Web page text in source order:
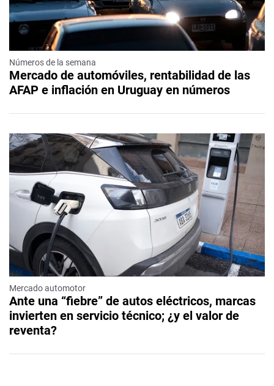
Números de la semana
Mercado de automóviles, rentabilidad de las
AFAP e inflación en Uruguay en números
Mercado automotor
Ante una “fiebre” de autos eléctricos, marcas
invierten en servicio técnico; ¿y el valor de
reventa?